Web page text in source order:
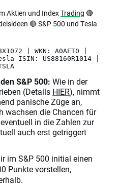
Aktien und IndexTrading 🔴
🔴 S&P 500 und Tesla
| WKN: A0AET0 |
ISIN: US88160R1014 |
S&P 500: Wie in der
(Details HIER), nimmt
panische Züge an,
wachsen die Chancen für
in die Zahlen zur
auch erst getriggert
im S&P 500 initial einen
Punkte vorstellen,